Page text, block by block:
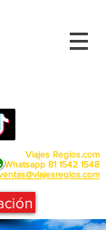
Viajes Regios.com
Whatsapp 81 1542 1548
entas@viajesregios.com